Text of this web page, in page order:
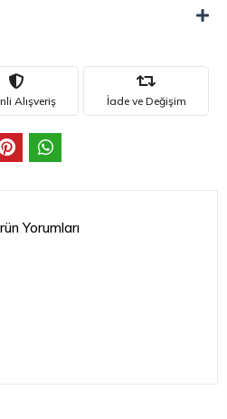
Alışveriş İade ve Değişim
Yorumları